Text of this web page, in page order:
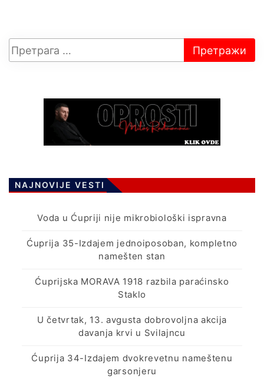
NAJNOVIJE VESTI
Voda u Ćupriji nije mikrobiološki ispravna
Ćuprija 35-Izdajem jednoiposoban, kompletno
namešten stan
Ćuprijska MORAVA 1918 razbila paraćinsko
Staklo
U četvrtak, 13. avgusta dobrovoljna akcija
davanja krvi u Svilajncu
Ćuprija 34-Izdajem dvokrevetnu nameštenu
garsonjeru